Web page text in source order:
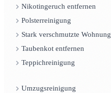
Nikotingeruch entfernen
Polsterreinigung
Stark verschmutzte Wohnung
Taubenkot entfernen
Teppichreinigung
Umzugsreinigung